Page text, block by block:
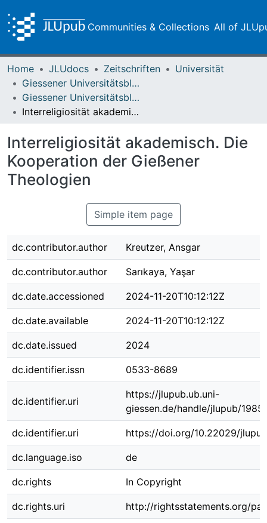
Communities & Collections All of
Home JLUdocs Zeitschriften
Universität
Giessener Universitätsblätter
Giessener Universitätsblätter 57 (2024)
Interreligiosität akademisch. Die Kooperation der Gießener Theologien
Interreligiosität akademisch. Die
Kooperation der Gießener
Theologien
Simple item page
dc.contributor.author Kreutzer, Ansgar
dc.contributor.author Sarıkaya, Yaşar
dc.date.accessioned 2024-11-20T10:12:12Z
dc.date.available 2024-11-20T10:12:12Z
dc.date.issued 2024
dc.identifier.issn 0533-8689
dc.identifier.uri
https://jlupub.ub.uni-
giessen.de/handle/jlupub/
dc.identifier.uri https://doi.org/10.22029/
dc.language.iso de
dc.rights In Copyright
dc.rights.uri http://rightsstatements.org/